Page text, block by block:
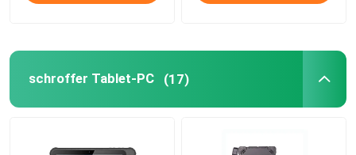
schroffer Tablet-PC (17)